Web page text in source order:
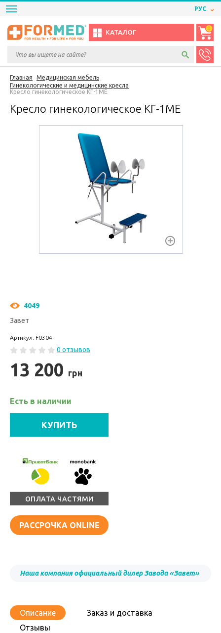
РУС
КАТАЛОГ
0
Главная
Медицинская мебель
Гинекологические и медицинские кресла
Кресло гинекологическое КГ-1МЕ
Кресло гинекологическое КГ-1МЕ
4049
Завет
Артикул: F0304
0 отзывов
13 200 грн
Есть в наличии
КУПИТЬ
ОПЛАТА ЧАСТЯМИ
РАССРОЧКА ONLINE
Наша компания официальный дилер Завода «Завет»
Описание
Заказ и доставка
Отзывы